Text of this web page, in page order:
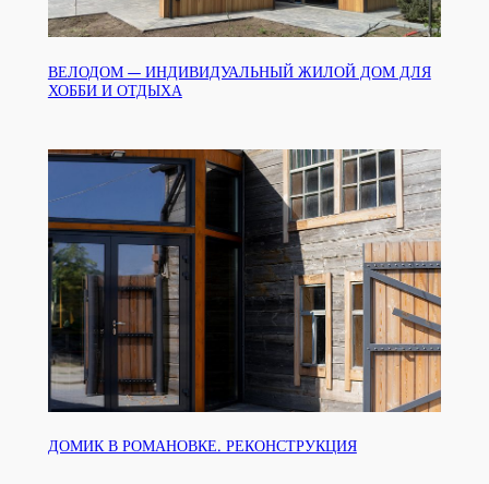
ВЕЛОДОМ — ИНДИВИДУАЛЬНЫЙ ЖИЛОЙ ДОМ ДЛЯ
ХОББИ И ОТДЫХА
ДОМИК В РОМАНОВКЕ. РЕКОНСТРУКЦИЯ